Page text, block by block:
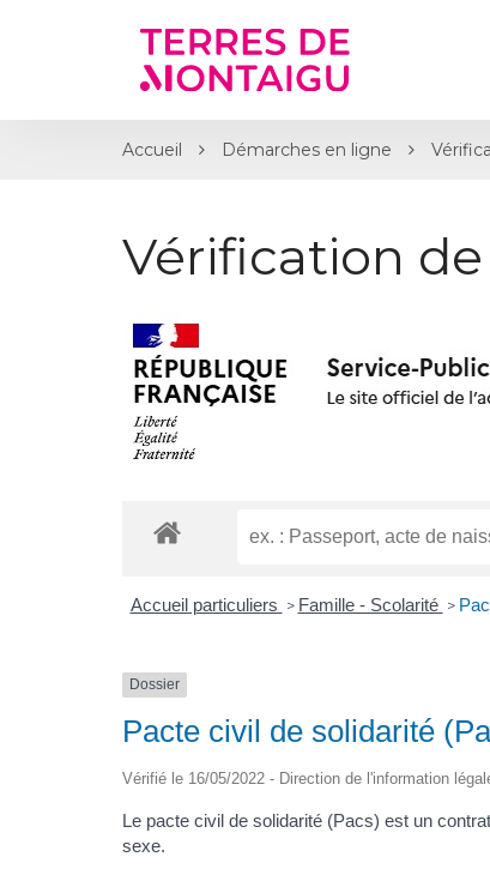
Accueil Démarches en ligne
Vérification
Accueil particuliers > Famille - Scolarité >
Dossier
Pacte civil de solidarité
Vérifié le 16/05/2022 - Direction de l'information
Le pacte civil de solidarité (Pacs) est un
sexe.